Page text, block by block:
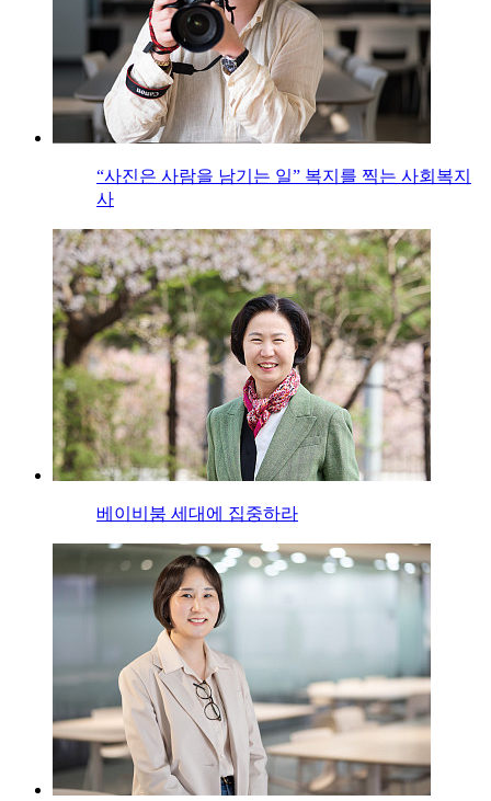
“사진은 사람을 남기는 일” 복지를 찍는 사회복지
사
베이비붐 세대에 집중하라